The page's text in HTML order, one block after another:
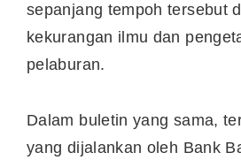
sepanjang tempoh tersebut
kekurangan ilmu dan
pelaburan.
Dalam buletin yang sama,
yang dijalankan oleh Bank